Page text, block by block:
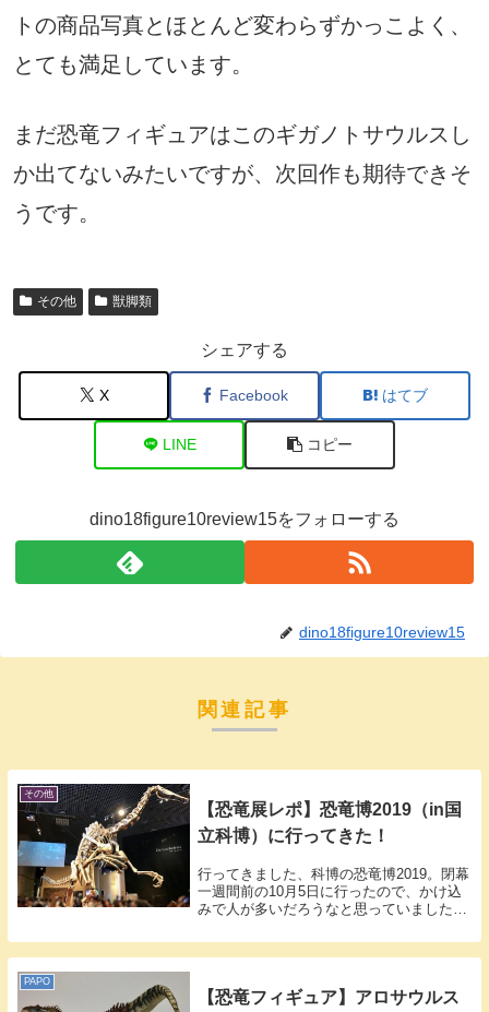
トの商品写真とほとんど変わらずかっこよく、
とても満足しています。
まだ恐竜フィギュアはこのギガノトサウルスし
か出てないみたいですが、次回作も期待できそ
うです。
その他 獣脚類
シェアする
X Facebook はてブ
LINE コピー
dino18figure10review15をフォローする
dino18figure10review15
関連記事
その他
【恐竜展レポ】恐竜博2019（in国
立科博）に行ってきた！
行ってきました、科博の恐竜博2019。閉幕
一週間前の10月5日に行ったので、かけ込
みで人が多いだろうなと思っていました
るのを期待していたんですけどね。私は前
売り券を買っていたんですが、それでも入
PAPO
【恐竜フィギュア】アロサウルス